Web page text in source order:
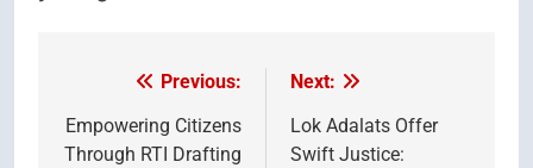
navigation
Previous:
Empowering Citizens
Through RTI Drafting
Next:
Lok Adalats Offer
Swift Justice: